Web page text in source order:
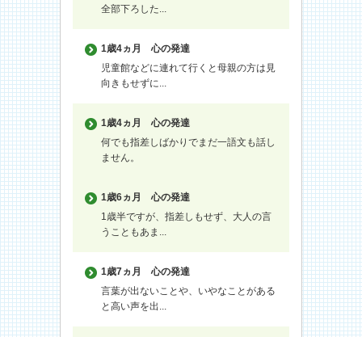
全部下ろした...
1歳4ヵ月
心の発達
児童館などに連れて行くと母親の方は見
向きもせずに...
1歳4ヵ月
心の発達
何でも指差しばかりでまだ一語文も話し
ません。
1歳6ヵ月
心の発達
1歳半ですが、指差しもせず、大人の言
うこともあま...
1歳7ヵ月
心の発達
言葉が出ないことや、いやなことがある
と高い声を出...